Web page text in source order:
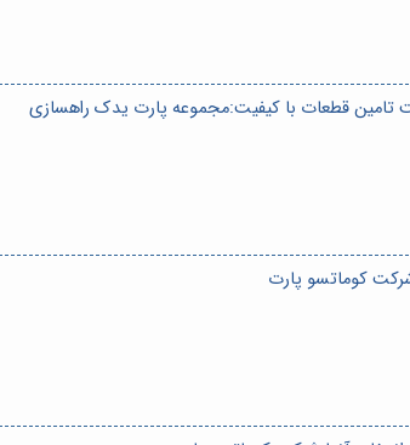
تامین قطعات با کیفیت:مجموعه پارت یدک راهسازی
کوماتسو پارت